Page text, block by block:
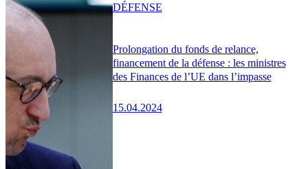
Prolongation du fonds de relance,
financement de la défense : les ministres
des Finances de l’UE dans l’impasse
15.04.2024
DÉFENSE